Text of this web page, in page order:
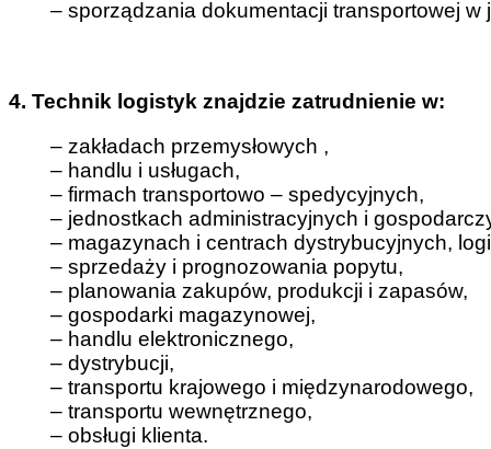
– sporządzania dokumentacji transportowej
4. Technik logistyk znajdzie zatrudnienie w:
– zakładach przemysłowych ,
– handlu i usługach,
– firmach transportowo – spedycyjnych,
– jednostkach administracyjnych i
– magazynach i centrach dystrybucyjnych,
– sprzedaży i prognozowania popytu,
– planowania zakupów, produkcji i zapasów,
– gospodarki magazynowej,
– handlu elektronicznego,
– dystrybucji,
– transportu krajowego i międzynarodowego,
– transportu wewnętrznego,
– obsługi klienta.